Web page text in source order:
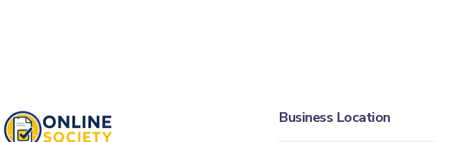
Business Location